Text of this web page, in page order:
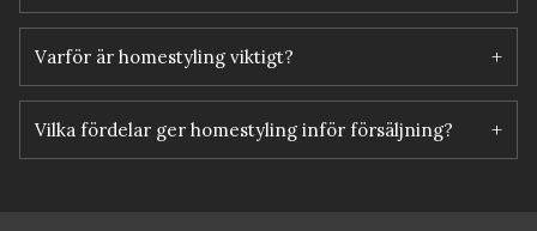
Varför är homestyling viktigt? +
Vilka fördelar ger homestyling inför försäljning? +